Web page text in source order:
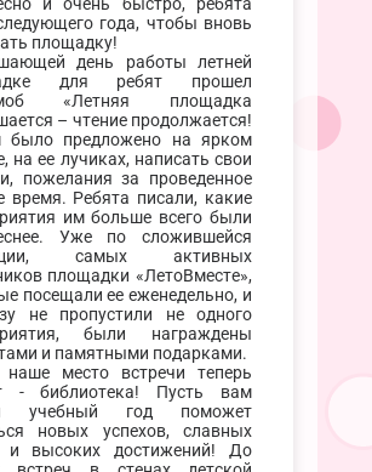
и очень быстро, ребята
года, чтобы вновь
площадку!
день работы летней
для ребят прошел
«Летняя площадка
– чтение продолжается!
было предложено на ярком
на ее лучиках, написать свои
пожелания за проведенное
время. Ребята писали, какие
им больше всего были
Уже по сложившейся
самых активных
площадки «ЛетоВместе»,
посещали ее еженедельно, и
не пропустили не одного
были награждены
и памятными подарками.
место встречи теперь
- библиотека! Пусть вам
учебный год поможет
новых успехов, славных
и высоких достижений! До